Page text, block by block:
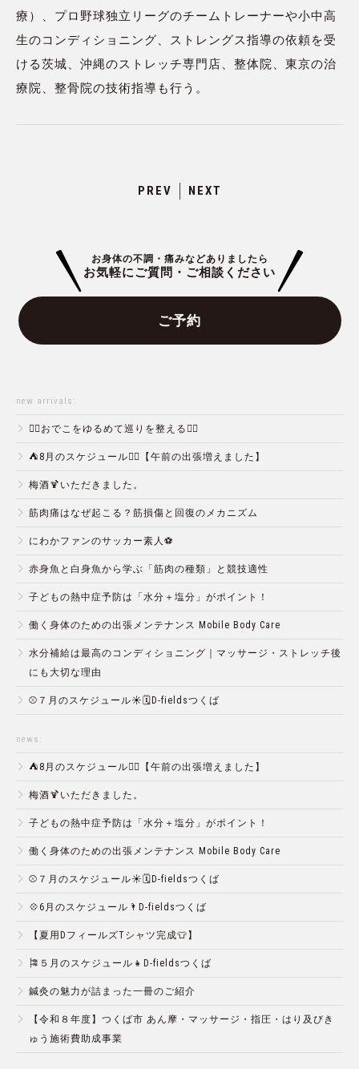
療）、プロ野球独立リーグのチームトレーナーや小中高
生のコンディショニング、ストレングス指導の依頼を受
ける茨城、沖縄のストレッチ専門店、整体院、東京の治
療院、整骨院の技術指導も行う。
PREV NEXT
お身体の不調・痛みなどありましたら
お気軽にご質問・ご相談ください
ご予約
new arrivals:
💆‍♀️おでこをゆるめて巡りを整える💆‍♂️
⛺️8月のスケジュール🏄‍♂️【午前の出張増えました】
梅酒🍹いただきました。
筋肉痛はなぜ起こる？筋損傷と回復のメカニズム
にわかファンのサッカー素人⚽️
赤身魚と白身魚から学ぶ「筋肉の種類」と競技適性
子どもの熱中症予防は「水分＋塩分」がポイント！
働く身体のための出張メンテナンス Mobile Body Care
水分補給は最高のコンディショニング｜マッサージ・ストレッチ後
にも大切な理由
⚾️７月のスケジュール☀️🗓D-fieldsつくば
news:
⛺️8月のスケジュール🏄‍♂️【午前の出張増えました】
梅酒🍹いただきました。
子どもの熱中症予防は「水分＋塩分」がポイント！
働く身体のための出張メンテナンス Mobile Body Care
⚾️７月のスケジュール☀️🗓D-fieldsつくば
💠6月のスケジュール🌂D-fieldsつくば
【夏用DフィールズTシャツ完成👕】
🎏５月のスケジュール👧D-fieldsつくば
鍼灸の魅力が詰まった一冊のご紹介
【令和８年度】つくば市 あん摩・マッサージ・指圧・はり及びき
ゅう施術費助成事業